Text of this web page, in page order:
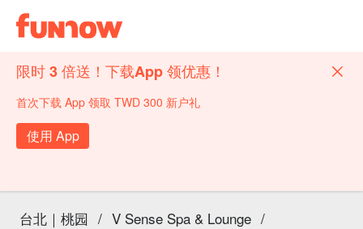
限时 3 倍送！下载App 领优惠！
首次下载 App 领取 TWD 300 新户礼
使用 App
台北｜桃园 / V Sense Spa & Lounge /